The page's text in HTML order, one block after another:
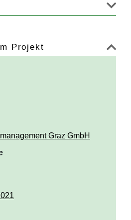
Projekt
Graz GmbH